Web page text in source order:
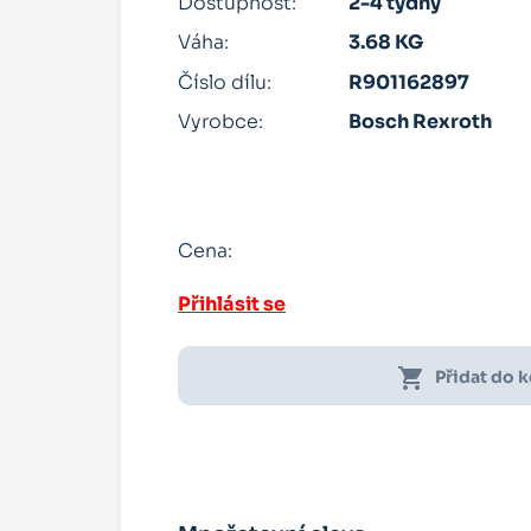
Váha:
3.68 KG
Číslo dílu:
R901162897
Vyrobce:
Bosch Rexroth
Cena:
Přihlásit se
shopping_cart Přidat do